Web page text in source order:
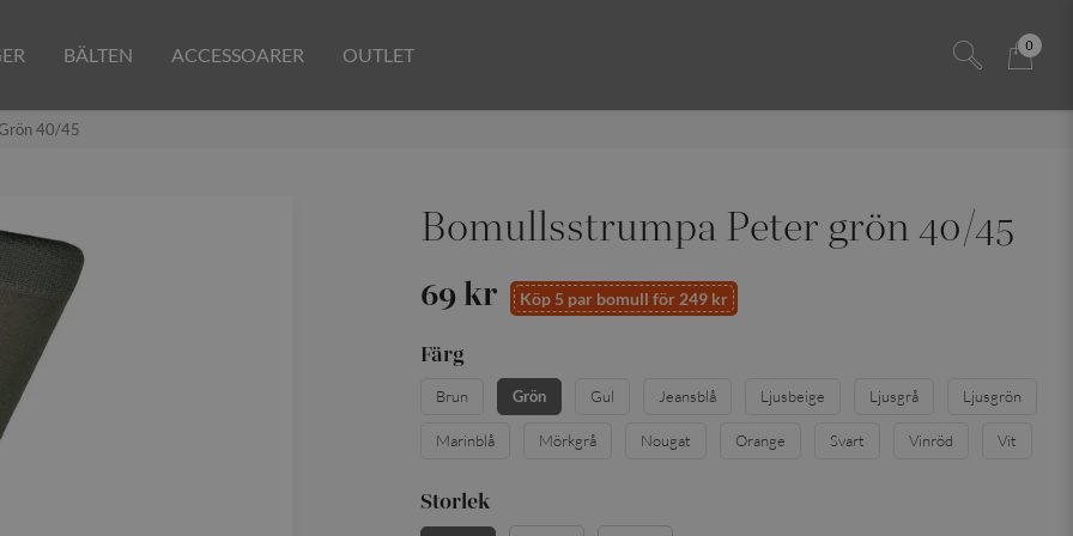
0
BÄLTEN ACCESSOARER OUTLET
40/45
Bomullsstrumpa Peter grön 40/45
69 kr Köp 5 par bomull för 249 kr
Färg
Brun Grön Gul Jeansblå Ljusbeige Ljusgrå Ljusgrön
Marinblå Mörkgrå Nougat Orange Svart Vinröd Vit
Storlek